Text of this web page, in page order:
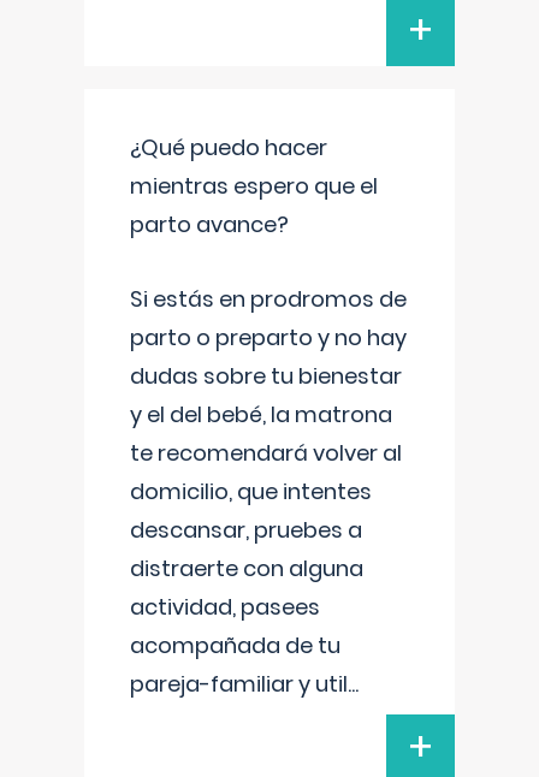
+
¿Qué puedo hacer
mientras espero que el
parto avance?
Si estás en prodromos de
parto o preparto y no hay
dudas sobre tu bienestar
y el del bebé, la matrona
te recomendará volver al
domicilio, que intentes
descansar, pruebes a
distraerte con alguna
actividad, pasees
acompañada de tu
pareja-familiar y util...
+